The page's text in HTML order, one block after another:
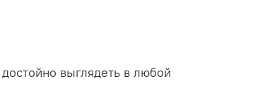
выглядеть в любой